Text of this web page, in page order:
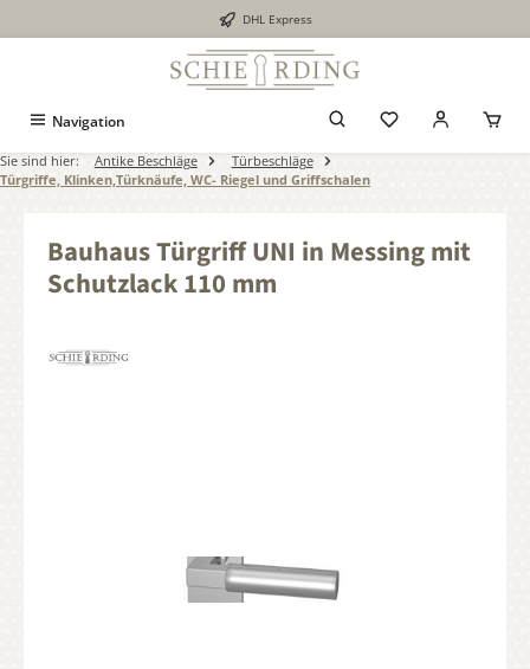
DHL Express
Navigation
Sie sind hier: Antike Beschläge
Türbeschläge
Türgriffe, Klinken,Türknäufe, WC- Riegel und Griffschalen
Bauhaus Türgriff UNI in Messing mit
Schutzlack 110 mm